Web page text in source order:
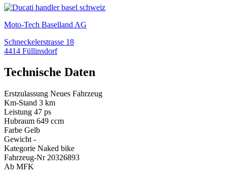
Moto-Tech Baselland AG
Schneckelerstrasse 18
4414 Füllinsdorf
Technische Daten
Erstzulassung Neues Fahrzeug
Km-Stand 3 km
Leistung 47 ps
Hubraum 649 ccm
Farbe Gelb
Gewicht -
Kategorie Naked bike
Fahrzeug-Nr 20326893
Ab MFK